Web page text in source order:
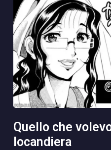
quello che volevo mangiare era la
locandiera